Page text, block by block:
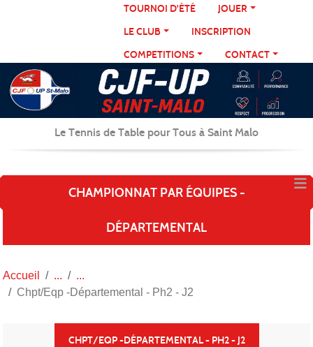
TOURNOI D'ÉTÉ
JOUER
LE CLUB
INSCRIPTION
COMPETITIONS
CONTACT
Le Tennis de Table pour Tous à Saint Malo
CHAMPIONNAT PAR ÉQUIPES -
DÉPARTEMENTAL
Accueil
Chpt/Eqp -Départemental - Ph2 - J2
CHPT/EQP -DÉPARTEMENTAL - PH2 - J2
Panneau de gestion des cookies